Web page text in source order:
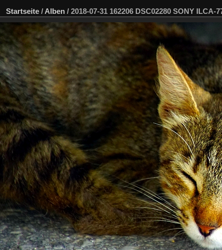
Startseite / Alben / 2018-07-31 162206 DSC02280 SONY ILCA-